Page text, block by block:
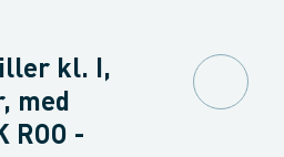
kl. I,
med
ROO -